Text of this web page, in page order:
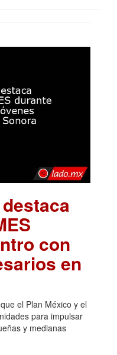
con
en
el Plan México y el
para impulsar
y medianas